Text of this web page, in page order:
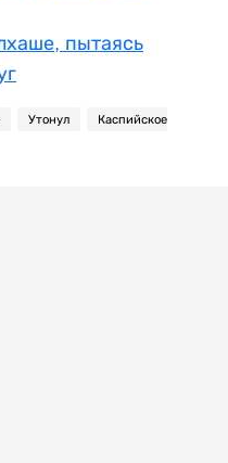
пытаясь
Утонул Каспийское